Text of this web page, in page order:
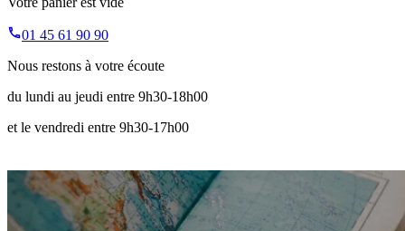
01 45 61 90 90
Nous restons à votre écoute
du lundi au jeudi entre 9h30-18h00
et le vendredi entre 9h30-17h00